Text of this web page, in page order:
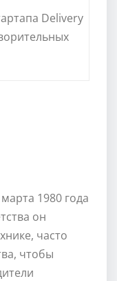
Delivery
1980 года
он
часто
чтобы